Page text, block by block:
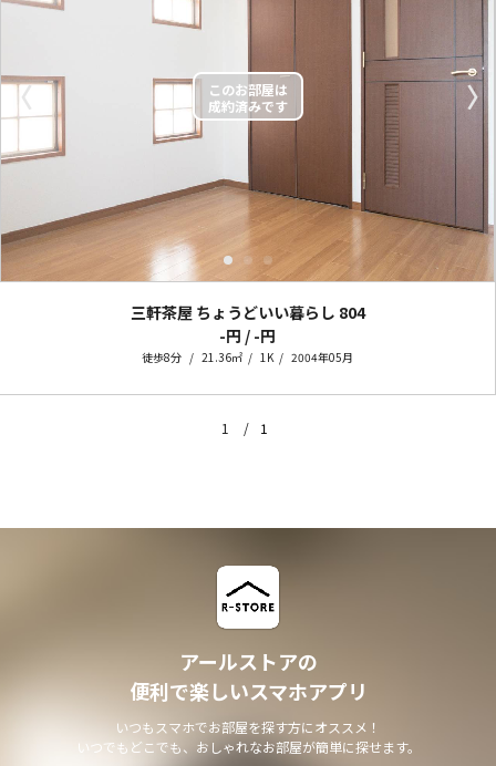
〈 〉
三軒茶屋 ちょうどいい暮らし 804
-円 / -円
徒歩8分 21.36㎡ 1K 2004年05月
1 1
アールストアの
便利で楽しいスマホアプリ
いつもスマホでお部屋を探す方にオススメ！
いつでもどこでも、おしゃれなお部屋が簡単に探せます。